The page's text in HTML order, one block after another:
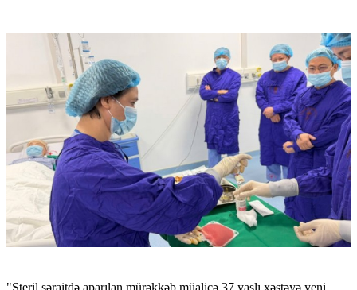
"Steril şəraitdə aparılan mürəkkəb müalicə 37 yaşlı xəstəyə yeni